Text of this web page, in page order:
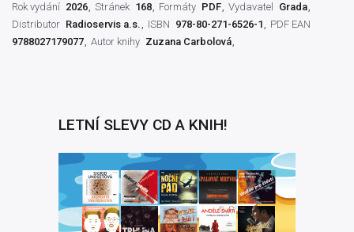
Rok vydání 2026 Stránek 168 Formáty PDF Vydavatel
Grada
Distributor Radioservis a.s. ISBN 978-80-271-6526-1
PDF EAN
9788027179077 Autor knihy Zuzana Carbolová
LETNÍ SLEVY CD A KNIH!